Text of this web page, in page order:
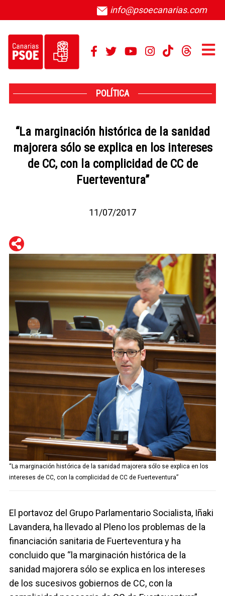
info@psoecanarias.com
POLÍTICA
“La marginación histórica de la sanidad
majorera sólo se explica en los intereses
de CC, con la complicidad de CC de
Fuerteventura”
11/07/2017
Telegram
Facebook
Twitter
“La marginación histórica de la sanidad majorera sólo se explica en los
intereses de CC, con la complicidad de CC de Fuerteventura”
El portavoz del Grupo Parlamentario Socialista, Iñaki
Lavandera, ha llevado al Pleno los problemas de la
financiación sanitaria de Fuerteventura y ha
concluido que “la marginación histórica de la
sanidad majorera sólo se explica en los intereses
de los sucesivos gobiernos de CC, con la